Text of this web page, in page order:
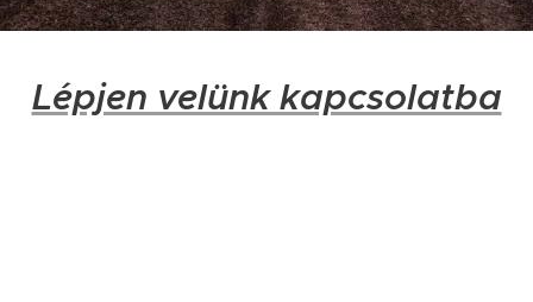
Lépjen velünk kapcsolatba